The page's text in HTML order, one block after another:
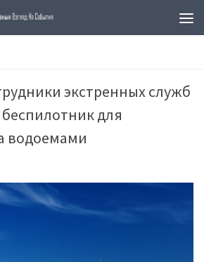
экстренных служб
для
водоемами